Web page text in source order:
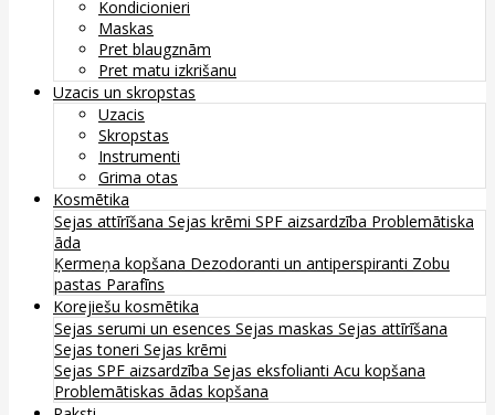
Kondicionieri
Maskas
Pret blaugznām
Pret matu izkrišanu
Uzacis un skropstas
Uzacis
Skropstas
Instrumenti
Grima otas
Kosmētika
Sejas attīrīšana Sejas krēmi SPF aizsardzība Problemātiska
āda
Ķermeņa kopšana Dezodoranti un antiperspiranti Zobu
pastas Parafīns
Korejiešu kosmētika
Sejas serumi un esences Sejas maskas Sejas attīrīšana
Sejas toneri Sejas krēmi
Sejas SPF aizsardzība Sejas eksfolianti Acu kopšana
Problemātiskas ādas kopšana